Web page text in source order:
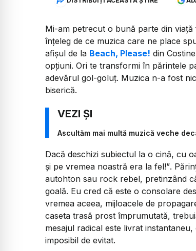
Mi-am petrecut o bună parte din
înțeleg de ce muzica care ne place
afișul de la Beach, Please! din
opțiuni. Ori te transformi în părintele
adevărul gol-goluț. Muzica n-a fost
biserică.
Ascultăm mai multă muzică veche
Dacă deschizi subiectul la o cină, cu
și pe vremea noastră era la fel!”.
autohton sau rock rebel, pretinzând
goală. Eu cred că este o consolare
vremea aceea, mijloacele de
caseta trasă prost împrumutată,
mesajul radical este livrat
imposibil de evitat.